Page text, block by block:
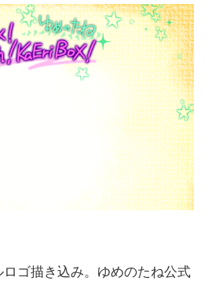
ゴ描き込み。ゆめのたね公式